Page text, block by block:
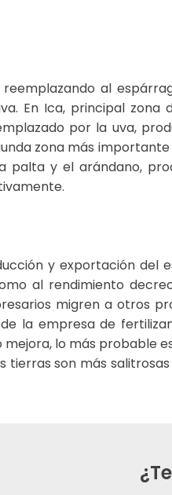
al
En Ica, principal zona
por la uva,
zona más
palta y el arándano,
y exportación del
al rendimiento
migren a otros
la empresa de
lo más probable
tierras son más